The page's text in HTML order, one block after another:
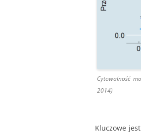
Cytowalność
2014)
Kluczowe